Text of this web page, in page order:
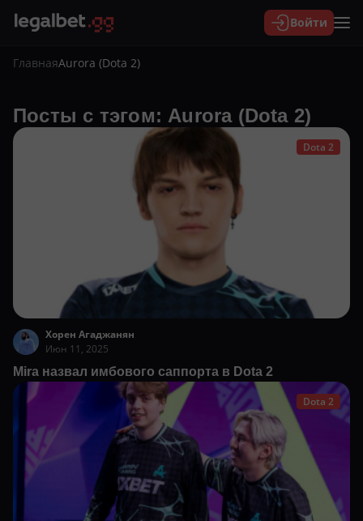
Войти
ГлавнаяAurora (Dota 2)
Посты с тэгом: Aurora (Dota 2)
Dota 2
Хорен Агаджанян
Июн 11, 2025
Mira назвал имбового саппорта в Dota 2
Dota 2